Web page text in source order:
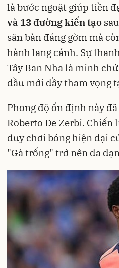
là bước ngoặt giúp tiền
và 13 đường kiến tạo
săn bàn đáng gờm mà
hành lang cánh. Sự
Tây Ban Nha là minh
đầu mới đầy tham vọng
Phong độ ổn định này
Roberto De Zerbi.
duy chơi bóng hiện đại
"Gà trống" trở nên đa